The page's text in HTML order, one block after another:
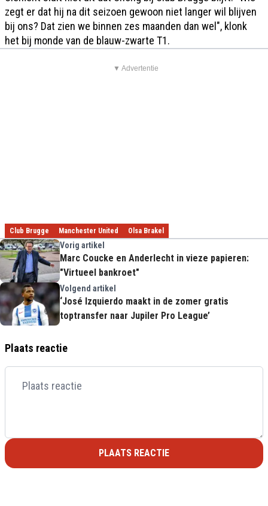
zegt er dat hij na dit seizoen gewoon niet langer wil blijven
bij ons? Dat zien we binnen zes maanden dan wel", klonk
het bij monde van de blauw-zwarte T1.
▼ Advertentie
Club Brugge Manchester United Olsa Brakel
Vorig artikel
Marc Coucke en Anderlecht in vieze papieren:
"Virtueel bankroet"
Volgend artikel
‘José Izquierdo maakt in de zomer gratis
toptransfer naar Jupiler Pro League’
Plaats reactie
PLAATS REACTIE